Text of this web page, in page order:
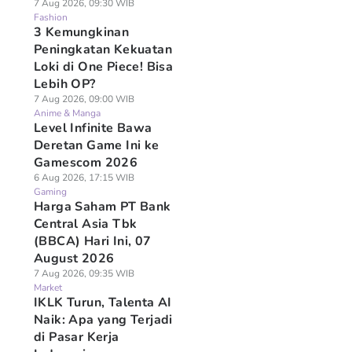
7 Aug 2026, 09:30 WIB
Fashion
3 Kemungkinan
Peningkatan Kekuatan
Loki di One Piece! Bisa
Lebih OP?
7 Aug 2026, 09:00 WIB
Anime & Manga
Level Infinite Bawa
Deretan Game Ini ke
Gamescom 2026
6 Aug 2026, 17:15 WIB
Gaming
Harga Saham PT Bank
Central Asia Tbk
(BBCA) Hari Ini, 07
August 2026
7 Aug 2026, 09:35 WIB
Market
IKLK Turun, Talenta AI
Naik: Apa yang Terjadi
di Pasar Kerja